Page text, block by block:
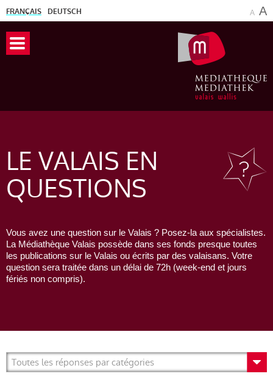
FRANÇAIS DEUTSCH A A
LE VALAIS EN
QUESTIONS
Vous avez une question sur le Valais ? Posez-la aux spécialistes.
La Médiathèque Valais possède dans ses fonds presque toutes
les publications sur le Valais ou écrits par des valaisans. Votre
question sera traitée dans un délai de 72h (week-end et jours
fériés non compris).